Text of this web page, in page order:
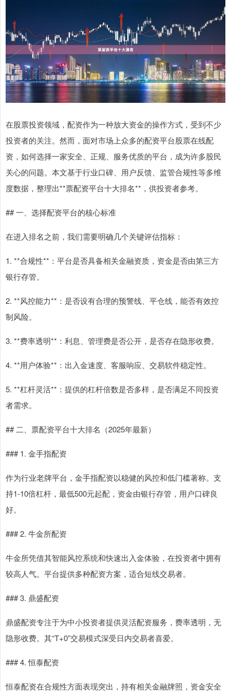
在股票投资领域，配资作为一种放大资金的操作方式，受到不少
投资者的关注。然而，面对市场上众多的配资平台股票在线配
资，如何选择一家安全、正规、服务优质的平台，成为许多股民
关心的问题。本文基于行业口碑、用户反馈、监管合规性等多维
度数据，整理出**票配资平台十大排名**，供投资者参考。
## 一、选择配资平台的核心标准
在进入排名之前，我们需要明确几个关键评估指标：
1. **合规性**：平台是否具备相关金融资质，资金是否由第三方
银行存管。
2. **风控能力**：是否设有合理的预警线、平仓线，能否有效控
制风险。
3. **费率透明**：利息、管理费是否公开，是否存在隐形收费。
4. **用户体验**：出入金速度、客服响应、交易软件稳定性。
5. **杠杆灵活**：提供的杠杆倍数是否多样，是否满足不同投资
者需求。
## 二、票配资平台十大排名（2025年最新）
### 1. 金手指配资
作为行业老牌平台，金手指配资以稳健的风控和低门槛著称。支
持1-10倍杠杆，最低500元起配，资金由银行存管，用户口碑良
好。
### 2. 牛金所配资
牛金所凭借其智能风控系统和快速出入金体验，在投资者中拥有
较高人气。平台提供多种配资方案，适合短线交易者。
### 3. 鼎盛配资
鼎盛配资专注于为中小投资者提供灵活配资服务，费率透明，无
隐形收费。其“T+0”交易模式深受日内交易者喜爱。
### 4. 恒泰配资
恒泰配资在合规性方面表现突出，持有相关金融牌照，资金安全